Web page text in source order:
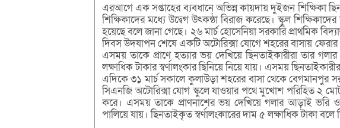
এরআগে এক সপ্তাহের ব্যবধানে অভিন্ন কায়দায় দুইজন শিক্ষিকা
শিক্ষিকাদের মধ্যে উদ্বেগ উৎকন্ঠা বিরাজ করেছে। স্কুল
হয়েছে বলে জানা গেছে। ২৬ মার্চ হোসেনিয়া সরকারি প্রাথমিক
দিবস উদযাপন শেষে একটি অটোরিক্সা যোগে শহরের বাসায়
এসময় তাকে প্রাণে হত্যার ভয় দেখিয়ে ছিনতাইকারীরা তার
লক্ষাধিক টাকার স্বর্ণালংকার ছিনিয়ে নিয়ে যায়। এসময়
এদিকে ৩১ মার্চ সকালে কুলাউড়া শহরের বাসা থেকে বেগমানপুর
সিএনজি অটোরিক্সা যোগ স্কুলে যাওয়ার পথে মুখোশ পরিহিত ২
করে। এসময় তাকে প্রাণনাশের ভয় দেখিয়ে গলার আড়াই ভরি
পালিয়ে যায়। ছিনতাইকৃত স্বর্ণালংকারের দাম ৫ লক্ষাধিক টাকা বলে